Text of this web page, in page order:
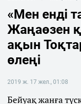
«Мен енді
Жаңаөзен
ақын
өлеңі
2019 ж. 17 жел., 01:08
Бейуақ жанға